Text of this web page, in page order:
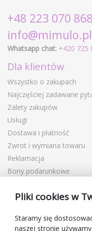
+48 223 070 868
info@mimulo.pl
Whatsapp chat: +420 725
Dla klientów
Wszystko o zakupach
Najczęściej zadawane
Zalety zakupów
Usługi
Dostawa i płatność
Zwrot i wymiana towaru
Reklamacja
Bony podarunkowe
Blog
O sprzedawcy
Pliki cookies w
Staramy się
naszej stronie